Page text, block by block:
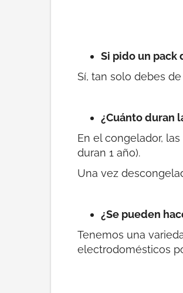
Si pido un pack
Sí, tan solo debes
¿Cuánto duran
En el congelador,
duran 1 año).
Una vez
¿Se pueden
Tenemos una
electrodomésticos